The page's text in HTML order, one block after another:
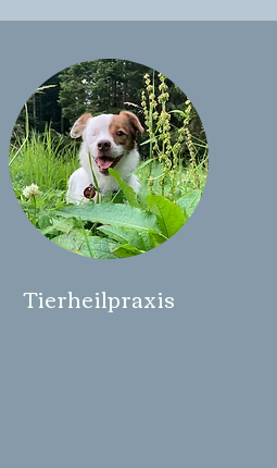
Tierheilpraxis